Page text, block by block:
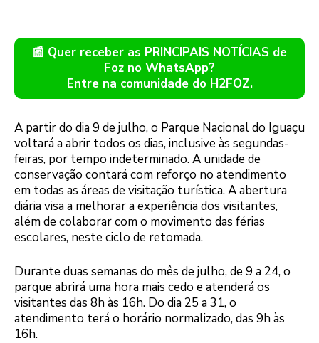
📰 Quer receber as PRINCIPAIS NOTÍCIAS de
Foz no WhatsApp?
Entre na comunidade do H2FOZ.
A partir do dia 9 de julho, o Parque Nacional do Iguaçu
voltará a abrir todos os dias, inclusive às segundas-
feiras, por tempo indeterminado. A unidade de
conservação contará com reforço no atendimento
em todas as áreas de visitação turística. A abertura
diária visa a melhorar a experiência dos visitantes,
além de colaborar com o movimento das férias
escolares, neste ciclo de retomada.
Durante duas semanas do mês de julho, de 9 a 24, o
parque abrirá uma hora mais cedo e atenderá os
visitantes das 8h às 16h. Do dia 25 a 31, o
atendimento terá o horário normalizado, das 9h às
16h.